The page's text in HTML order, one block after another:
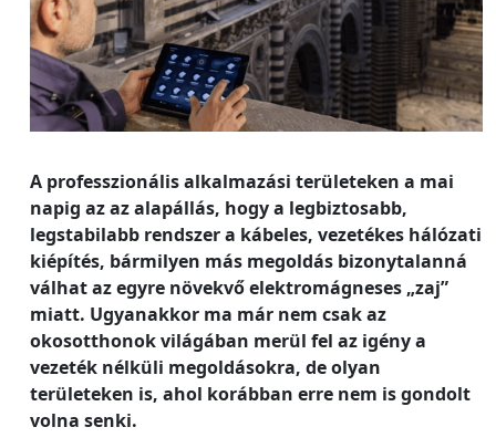
A professzionális alkalmazási területeken a mai
napig az az alapállás, hogy a legbiztosabb,
legstabilabb rendszer a kábeles, vezetékes hálózati
kiépítés, bármilyen más megoldás bizonytalanná
válhat az egyre növekvő elektromágneses „zaj”
miatt. Ugyanakkor ma már nem csak az
okosotthonok világában merül fel az igény a
vezeték nélküli megoldásokra, de olyan
területeken is, ahol korábban erre nem is gondolt
volna senki.